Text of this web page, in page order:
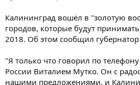
Калининград вошёл в "золотую
городов, которые будут
2018. Об этом сообщил
"Я только что говорил по
России Виталием Мутко. Он с
нашими предложениями, и